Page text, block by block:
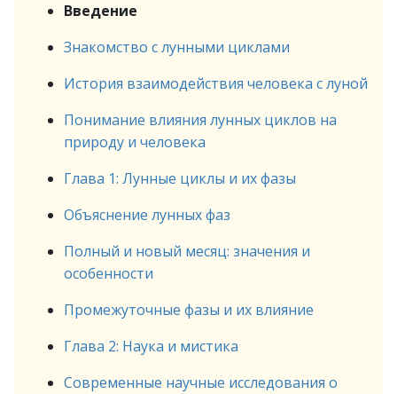
Введение
Знакомство с лунными циклами
История взаимодействия человека с луной
Понимание влияния лунных циклов на
природу и человека
Глава 1: Лунные циклы и их фазы
Объяснение лунных фаз
Полный и новый месяц: значения и
особенности
Промежуточные фазы и их влияние
Глава 2: Наука и мистика
Современные научные исследования о